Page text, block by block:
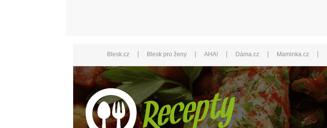
Blesk.cz | Blesk pro ženy | AHA! | Dáma.cz | Maminka.cz |